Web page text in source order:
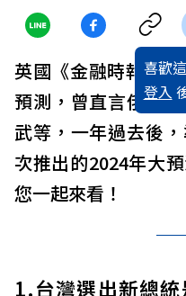
喜歡
登入
英國《金融時報》
預測，曾直言俄烏
武等，一年過去後
次推出的2024年大
您一起來看！
1.台灣選出新總